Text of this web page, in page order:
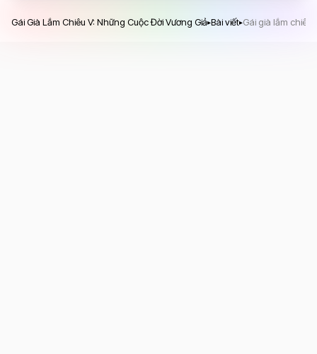
Gái Già Lắm Chiêu V: Những Cuộc Đời Vương Giả▸Bài viết▸Gái già lắm chiêu